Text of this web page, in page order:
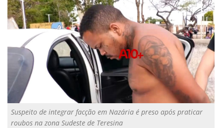
Suspeito de integrar facção em Nazária é preso após praticar
roubos na zona Sudeste de Teresina